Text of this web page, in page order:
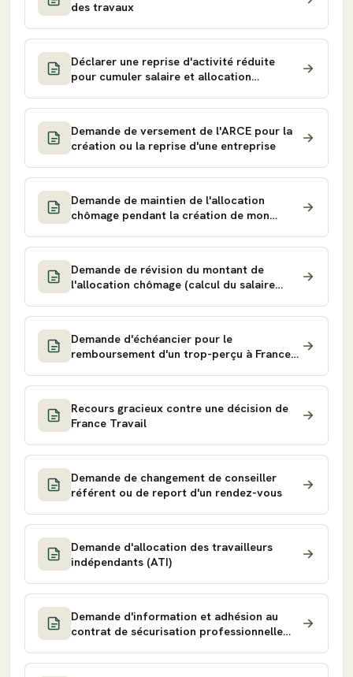
des travaux
Déclarer une reprise d'activité réduite
pour cumuler salaire et allocation
Demande de versement de l'ARCE pour la
création ou la reprise d'une entreprise
Demande de maintien de l'allocation
chômage pendant la création de mon
Demande de révision du montant de
l'allocation chômage (calcul du salaire
Demande d'échéancier pour le
remboursement d'un trop-perçu à France
Recours gracieux contre une décision de
France Travail
Demande de changement de conseiller
référent ou de report d'un rendez-vous
Demande d'allocation des travailleurs
indépendants (ATI)
Demande d'information et adhésion au
contrat de sécurisation professionnelle